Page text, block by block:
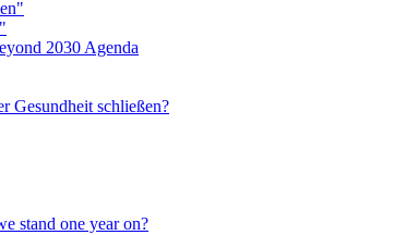
2030 Agenda
Gesundheit schließen?
stand one year on?